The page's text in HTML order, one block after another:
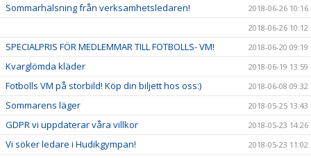
Sommarhälsning från verksamhetsledaren!
2018-06-26 10:16
2018-06-26 10:12
SPECIALPRIS FÖR MEDLEMMAR TILL FOTBOLLS- VM! 2018-06-20 09:19
Kvarglömda kläder 2018-06-19 13:59
Fotbolls VM på storbild! Köp din biljett hos oss:) 2018-06-08 09:32
Sommarens läger 2018-05-25 13:43
GDPR vi uppdaterar våra villkor 2018-05-23 14:26
Vi söker ledare i Hudikgympan!
2018-05-23 11:02